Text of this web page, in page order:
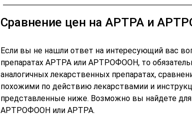
Сравнение цен на АРТРА и
Если вы не нашли ответ на интересующий вас
препаратах АРТРА или АРТРОФООН, то
аналогичных лекарственных препаратах,
похожими по действию лекарствамии и
представленные ниже. Возможно вы найдете
АРТРОФООН или АРТРА.